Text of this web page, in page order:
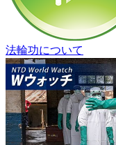
法輪功について